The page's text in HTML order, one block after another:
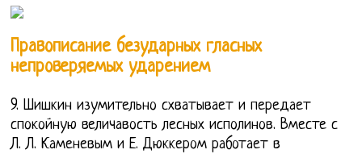
Правописание безударных гласных
непроверяемых ударением
9. Шишкин изумительно схватывает и передает
спокойную величавость лесных исполинов. Вместе с
Л. Л. Каменевым и Е. Дюккером работает в